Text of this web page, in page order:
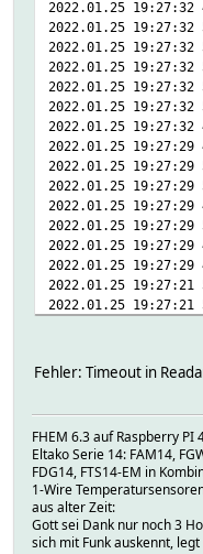
2022.01.25
2022.01.25
2022.01.25
2022.01.25
2022.01.25
2022.01.25
2022.01.25
2022.01.25
2022.01.25 19:27:29
2022.01.25 19:27:29
2022.01.25 19:27:29
2022.01.25
2022.01.25
2022.01.25
2022.01.25
2022.01.25
2022.01.25 19:27:19
2022.01.25
Fehler: Timeout in
FHEM 6.3 auf Raspberry PI
Eltako Serie 14: FAM14,
FDG14, FTS14-EM in
1-Wire
aus alter Zeit:
Gott sei Dank nur noch 3
sich mit Funk auskennt, legt